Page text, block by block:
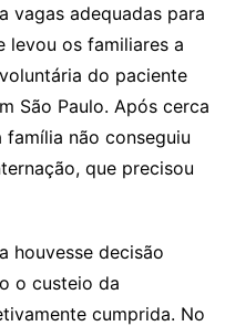
vagas adequadas para
levou os familiares a
do paciente
São Paulo. Após cerca
não conseguiu
que precisou
houvesse decisão
o custeio da
cumprida. No